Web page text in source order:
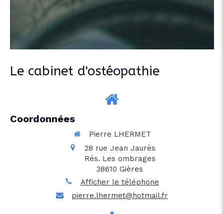
Le cabinet d'ostéopathie
Coordonnées
Pierre LHERMET
28 rue Jean Jaurès
Rés. Les ombrages
38610 Gières
Afficher le téléphone
pierre.lhermet@hotmail.fr